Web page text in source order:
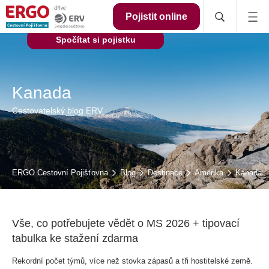
Pojistit online
Kanada
Cestovatelský blog ERV
ERGO Cestovní Pojišťovna Blog Destinace Amerika Kanada
Vše, co potřebujete vědět o MS 2026 + tipovací
tabulka ke stažení zdarma
Rekordní počet týmů, více než stovka zápasů a tři hostitelské země.
Spočítat si pojistku